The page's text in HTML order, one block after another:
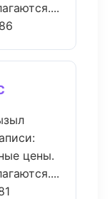
цены.